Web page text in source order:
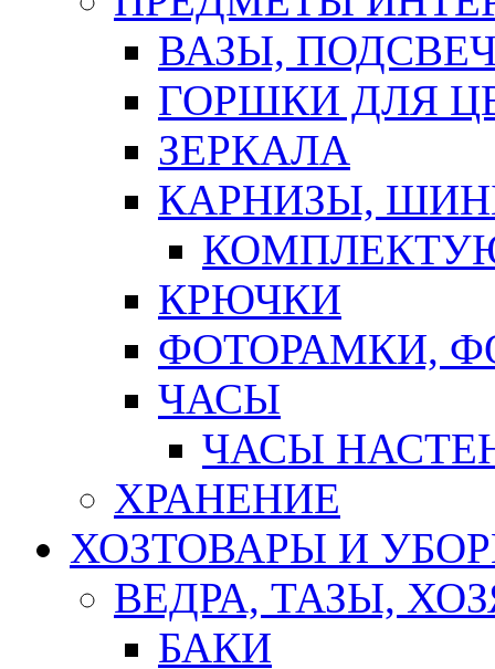
ВАЗЫ,
ГОРШКИ ДЛЯ
ЗЕРКАЛА
КАРНИЗЫ,
КРЮЧКИ
ФОТОРАМКИ,
ЧАСЫ
ЧАСЫ
ХРАНЕНИЕ
ХОЗТОВАРЫ И
ВЕДРА, ТАЗЫ,
БАКИ